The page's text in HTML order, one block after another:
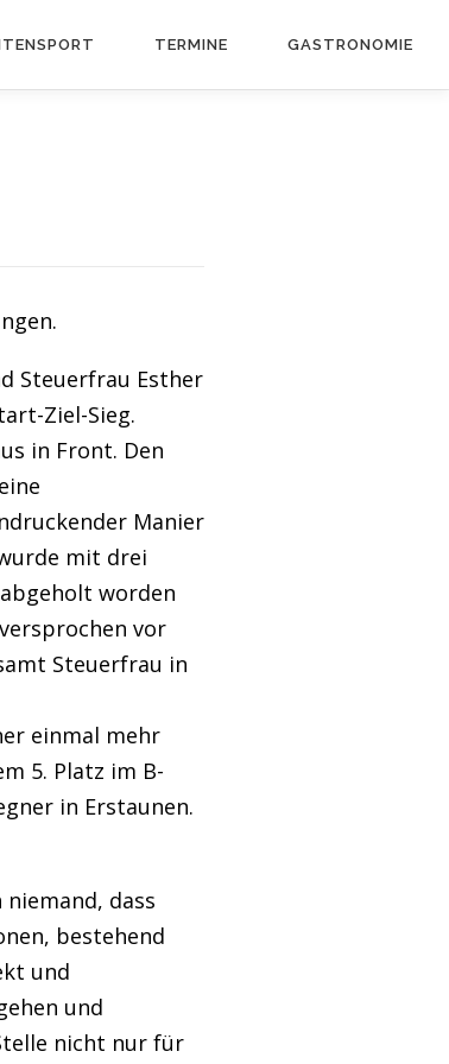
TERMINE GASTRO­NOMIE
Steuerfrau Esther
Ziel-Sieg.
in Front. Den
Manier
mit drei
worden
vor
Steuerfrau in
einmal mehr
5. Platz im B-
in Erstaunen.
dass
bestehend
und
und
nicht nur für